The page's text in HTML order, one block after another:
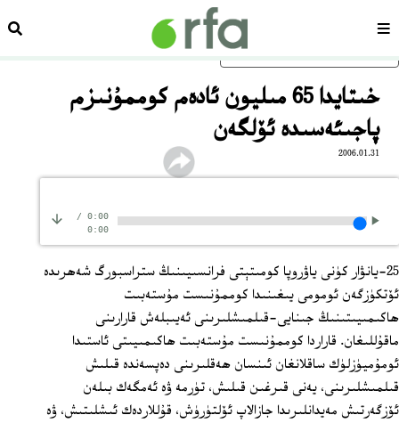
ئاساسلىق مەزمۇنغا ئاتلاڭسەھىپە
خىتايدا 65 مىليون ئادەم كوممۇنىزم
پاجىئەسىدە ئۆلگەن
2006.01.31
0:00
/
0:00
25-يانۋار كۈنى ياۋروپا كومىتېتى فرانسىيىنىڭ ستراسبورگ شەھرىدە
ئۆتكۈزگەن ئومومى يىغىنىدا كوممۇنىست مۇستەبىت
ھاكىمىيىتىنىڭ جىنايى-قىلمىشلىرىنى ئەيىبلەش قارارىنى
ماقۇللىغان. قاراردا كوممۇنىست مۇستەبىت ھاكىمىيىتى ئاستىدا
ئومۇميۈزلۈك ساقلانغان ئىنسان ھەقلىرىنى دەپسەندە قىلىش
قىلمىشلىرىنى، يەنى قىرغىن قىلىش، تۈرمە ۋە ئەمگەك بىلەن
ئۆزگەرتىش مەيدانلىرىدا جازالاپ ئۆلتۈرۈش، قۇللاردەك ئىشلىتىش، ۋە